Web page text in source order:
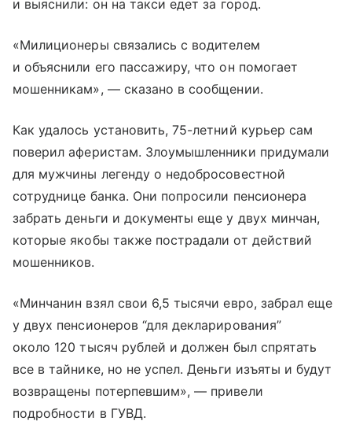
и выяснили: он на такси едет за город.
«Милиционеры связались с водителем
и объяснили его пассажиру, что он помогает
мошенникам», — сказано в сообщении.
Как удалось установить, 75-летний курьер сам
поверил аферистам. Злоумышленники придумали
для мужчины легенду о недобросовестной
сотруднице банка. Они попросили пенсионера
забрать деньги и документы еще у двух минчан,
которые якобы также пострадали от действий
мошенников.
«Минчанин взял свои 6,5 тысячи евро, забрал еще
у двух пенсионеров “для декларирования”
около 120 тысяч рублей и должен был спрятать
все в тайнике, но не успел. Деньги изъяты и будут
возвращены потерпевшим», — привели
подробности в ГУВД.